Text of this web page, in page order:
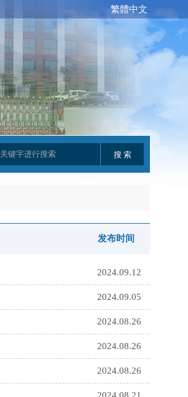
繁體中文
发布时间
2024.09.12
2024.09.05
2024.08.26
2024.08.26
2024.08.26